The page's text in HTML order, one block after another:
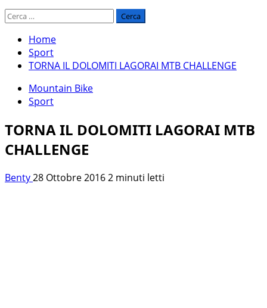
Ricerca
Home
Sport
TORNA IL DOLOMITI LAGORAI MTB CHALLENGE
Mountain Bike
Sport
TORNA IL DOLOMITI LAGORAI MTB
CHALLENGE
Benty28 Ottobre 20162 minuti letti